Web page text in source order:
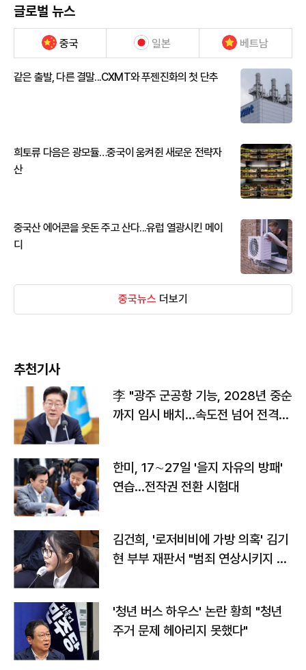
글로벌 뉴스
중국 일본 베트남
같은 출발, 다른 결말...CXMT와 푸젠진화의 첫 단추
희토류 다음은 광모듈…중국이 움켜쥔 새로운 전략자
산
중국산 에어콘을 웃돈 주고 산다...유럽 열광시킨 메이
디
중국뉴스 더보기
추천기사
李 "광주 군공항 기능, 2028년 중순
까지 임시 배치…속도전 넘어 전격
한미, 17∼27일 '을지 자유의 방패'
연습…전작권 전환 시험대
김건희, '로저비비에 가방 의혹' 김기
현 부부 재판서 "범죄 연상시키지 말
'청년 버스 하우스' 논란 황희 "청년
주거 문제 헤아리지 못했다"